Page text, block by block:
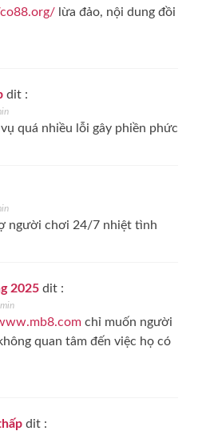
lừa đảo, nội dung đồi
dit :
quá nhiều lỗi gây phiền phức
người chơi 24/7 nhiệt tình
2025 dit :
chỉ muốn người
quan tâm đến việc họ có
dit :